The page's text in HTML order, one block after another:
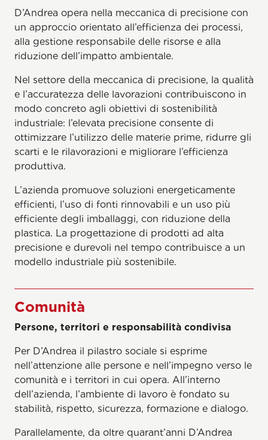
D’Andrea opera nella meccanica di precisione con
un approccio orientato all’efficienza dei processi,
alla gestione responsabile delle risorse e alla
riduzione dell’impatto ambientale.
Nel settore della meccanica di precisione, la qualità
e l’accuratezza delle lavorazioni contribuiscono in
modo concreto agli obiettivi di sostenibilità
industriale: l’elevata precisione consente di
ottimizzare l’utilizzo delle materie prime, ridurre gli
scarti e le rilavorazioni e migliorare l’efficienza
produttiva.
L’azienda promuove soluzioni energeticamente
efficienti, l’uso di fonti rinnovabili e un uso più
efficiente degli imballaggi, con riduzione della
plastica. La progettazione di prodotti ad alta
precisione e durevoli nel tempo contribuisce a un
modello industriale più sostenibile.
Comunità
Persone, territori e responsabilità condivisa
Per D’Andrea il pilastro sociale si esprime
nell’attenzione alle persone e nell’impegno verso le
comunità e i territori in cui opera. All’interno
dell’azienda, l’ambiente di lavoro è fondato su
stabilità, rispetto, sicurezza, formazione e dialogo.
Parallelamente, da oltre quarant’anni D’Andrea